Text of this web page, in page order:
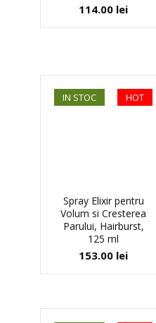
114.00 lei
HOT
IN STOC
Spray Elixir pentru
Volum si Cresterea
Parului, Hairburst,
125 ml
153.00 lei